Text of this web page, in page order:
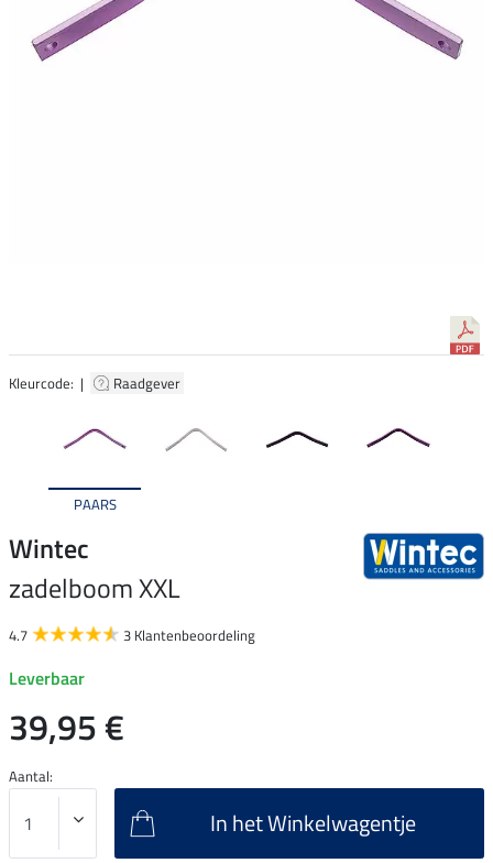
Kleurcode: | Raadgever
PAARS
Wintec
zadelboom XXL
4.7 3 Klantenbeoordeling
Leverbaar
39,95 €
Aantal:
In het Winkelwagentje